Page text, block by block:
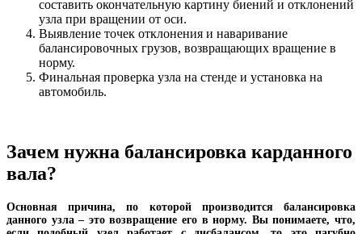
составить окончательную картину биений и отклонений
узла при вращении от оси.
Выявление точек отклонения и наваривание
балансировочных грузов, возвращающих вращение в
норму.
Финальная проверка узла на стенде и установка на
автомобиль.
Зачем нужна балансировка карданного
вала?
Основная причина, по которой производится балансировка
данного узла – это возвращение его в норму. Вы понимаете, что,